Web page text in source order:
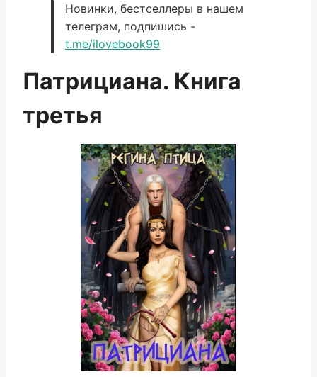
Новинки, бестселлеры в нашем
телеграм, подпишись -
t.me/ilovebook99
Патрициана. Книга
третья